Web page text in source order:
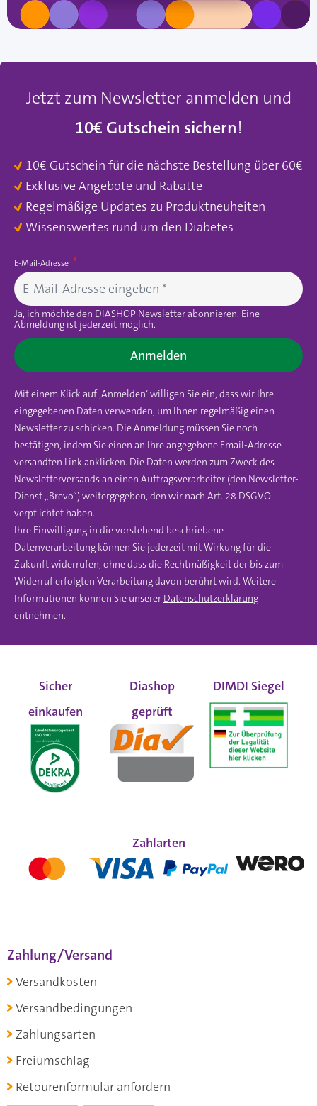
Jetzt zum Newsletter anmelden und
10€ Gutschein sichern!
10€ Gutschein für die nächste Bestellung über 60€
Exklusive Angebote und Rabatte
Regelmäßige Updates zu Produktneuheiten
Wissenswertes rund um den Diabetes
E-Mail-Adresse
Ja, ich möchte den DIASHOP Newsletter abonnieren. Eine
Abmeldung ist jederzeit möglich.
Anmelden
Mit einem Klick auf ‚Anmelden‘ willigen Sie ein, dass wir Ihre
eingegebenen Daten verwenden, um Ihnen regelmäßig einen
Newsletter zu schicken. Die Anmeldung müssen Sie noch
bestätigen, indem Sie einen an Ihre angegebene Email-Adresse
versandten Link anklicken. Die Daten werden zum Zweck des
Newsletterversands an einen Auftragsverarbeiter (den Newsletter-
Dienst „Brevo“) weitergegeben, den wir nach Art. 28 DSGVO
verpflichtet haben.
Ihre Einwilligung in die vorstehend beschriebene
Datenverarbeitung können Sie jederzeit mit Wirkung für die
Zukunft widerrufen, ohne dass die Rechtmäßigkeit der bis zum
Widerruf erfolgten Verarbeitung davon berührt wird. Weitere
Informationen können Sie unserer Datenschutzerklärung
entnehmen.
Sicher
einkaufen
Diashop
geprüft
DIMDI Siegel
Zahlarten
Zahlung/Versand
Versandkosten
Versandbedingungen
Zahlungsarten
Freiumschlag
Retourenformular anfordern